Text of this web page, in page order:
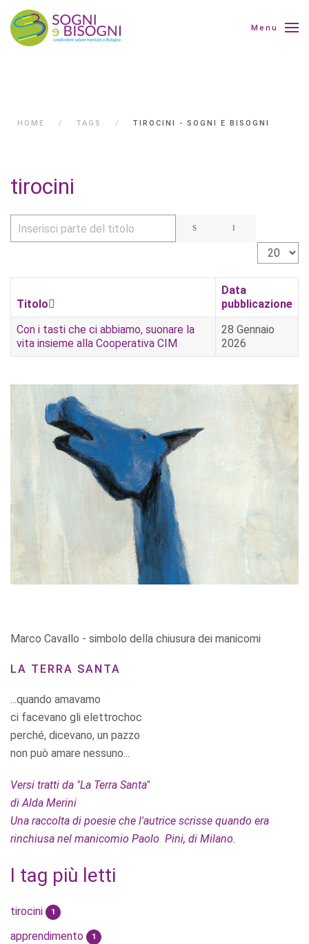
Menu
HOME TAGS TIROCINI - SOGNI E BISOGNI
tirocini
Inserisci parte del titolo
Visualizza
Titolo
Data
pubblicazione
Con i tasti che ci abbiamo, suonare la
vita insieme alla Cooperativa CIM
28 Gennaio
2026
Marco Cavallo - simbolo della chiusura dei manicomi
LA TERRA SANTA
...quando amavamo
ci facevano gli elettrochoc
perché, dicevano, un pazzo
non può amare nessuno...
Versi tratti da "La Terra Santa"
di Alda Merini
Una raccolta di poesie che l'autrice scrisse quando era
rinchiusa nel manicomio Paolo Pini, di Milano.
I tag più letti
tirocini 1
apprendimento 1